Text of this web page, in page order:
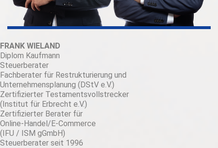
FRANK WIELAND
Diplom Kaufmann
Steuerberater
Fachberater für Restrukturierung und
Unternehmensplanung (DStV e.V.)
Zertifizierter Testamentsvollstrecker
(Institut für Erbrecht e.V.)
Zertifizierter Berater für
Online-Handel/E-Commerce
(IFU / ISM gGmbH)
Steuerberater seit 1996